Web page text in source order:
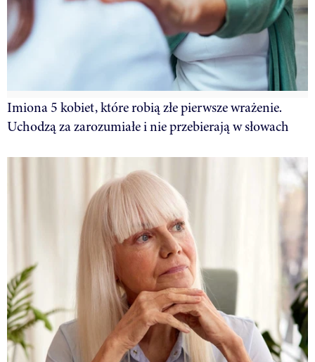
Imiona 5 kobiet, które robią złe pierwsze wrażenie.
Uchodzą za zarozumiałe i nie przebierają w słowach